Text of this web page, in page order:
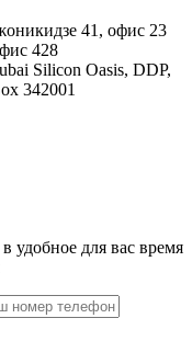
41, офис 23
428
Silicon Oasis, DDP,
342001
удобное для вас время